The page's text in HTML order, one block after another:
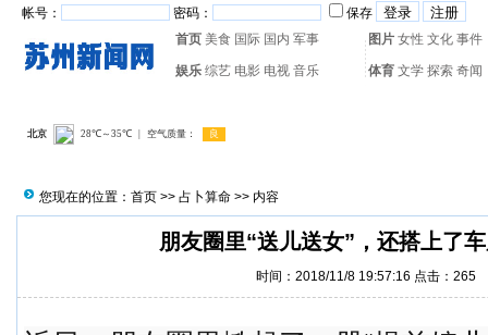
帐号： 密码：
保存
首页 美食 国际 国内 军事 图片 女性 文化 事件
娱乐 综艺 电影 电视 音乐 体育 文学 探索 奇闻
您现在的位置： 首页 >> 占卜算命 >> 内容
朋友圈里“送儿送女”，还搭上了
时间：2018/11/8 19:57:16 点击： 265